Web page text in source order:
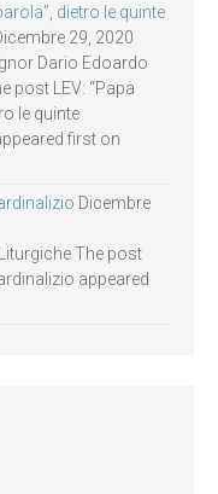
dietro le quinte
29, 2020
Dario Edoardo
post LEV: “Papa
le quinte
first on
Dicembre
The post
appeared